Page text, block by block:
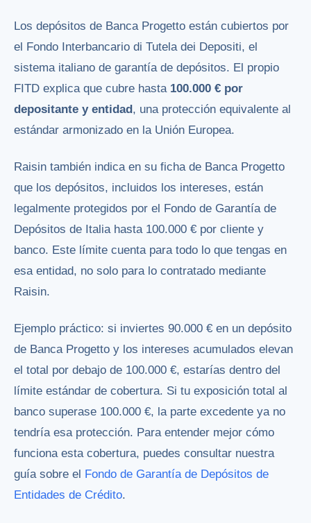
Los depósitos de Banca Progetto están cubiertos por
el Fondo Interbancario di Tutela dei Depositi, el
sistema italiano de garantía de depósitos. El propio
FITD explica que cubre hasta 100.000 € por
depositante y entidad, una protección equivalente al
estándar armonizado en la Unión Europea.
Raisin también indica en su ficha de Banca Progetto
que los depósitos, incluidos los intereses, están
legalmente protegidos por el Fondo de Garantía de
Depósitos de Italia hasta 100.000 € por cliente y
banco. Este límite cuenta para todo lo que tengas en
esa entidad, no solo para lo contratado mediante
Raisin.
Ejemplo práctico: si inviertes 90.000 € en un depósito
de Banca Progetto y los intereses acumulados elevan
el total por debajo de 100.000 €, estarías dentro del
límite estándar de cobertura. Si tu exposición total al
banco superase 100.000 €, la parte excedente ya no
tendría esa protección. Para entender mejor cómo
funciona esta cobertura, puedes consultar nuestra
guía sobre el Fondo de Garantía de Depósitos de
Entidades de Crédito.